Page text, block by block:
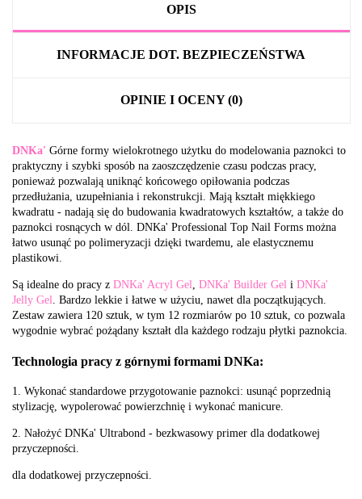
OPIS
INFORMACJE DOT. BEZPIECZEŃSTWA
OPINIE I OCENY (0)
DNKa' Górne formy wielokrotnego użytku do modelowania paznokci to
praktyczny i szybki sposób na zaoszczędzenie czasu podczas pracy,
ponieważ pozwalają uniknąć końcowego opiłowania podczas
przedłużania, uzupełniania i rekonstrukcji. Mają kształt miękkiego
kwadratu - nadają się do budowania kwadratowych kształtów, a także do
paznokci rosnących w dól. DNKa' Professional Top Nail Forms można
łatwo usunąć po polimeryzacji dzięki twardemu, ale elastycznemu
plastikowi.
Są idealne do pracy z DNKa' Acryl Gel, DNKa' Builder Gel i DNKa'
Jelly Gel. Bardzo lekkie i łatwe w użyciu, nawet dla początkujących.
Zestaw zawiera 120 sztuk, w tym 12 rozmiarów po 10 sztuk, co pozwala
wygodnie wybrać pożądany kształt dla każdego rodzaju płytki paznokcia.
Technologia pracy z górnymi formami DNKa:
1. Wykonać standardowe przygotowanie paznokci: usunąć poprzednią
stylizację, wypolerować powierzchnię i wykonać manicure.
2. Nałożyć DNKa' Ultrabond - bezkwasowy primer dla dodatkowej
przyczepności.
dla dodatkowej przyczepności.